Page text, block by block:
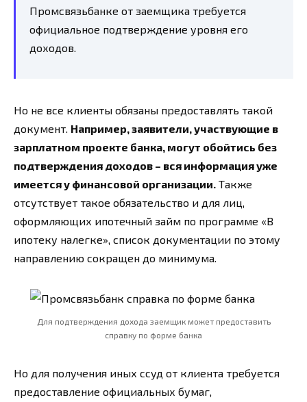
Промсвязьбанке от заемщика требуется
официальное подтверждение уровня его
доходов.
Но не все клиенты обязаны предоставлять такой
документ. Например, заявители, участвующие в
зарплатном проекте банка, могут обойтись без
подтверждения доходов – вся информация уже
имеется у финансовой организации. Также
отсутствует такое обязательство и для лиц,
оформляющих ипотечный займ по программе «В
ипотеку налегке», список документации по этому
направлению сокращен до минимума.
Для подтверждения дохода заемщик может предоставить
справку по форме банка
Но для получения иных ссуд от клиента требуется
предоставление официальных бумаг,